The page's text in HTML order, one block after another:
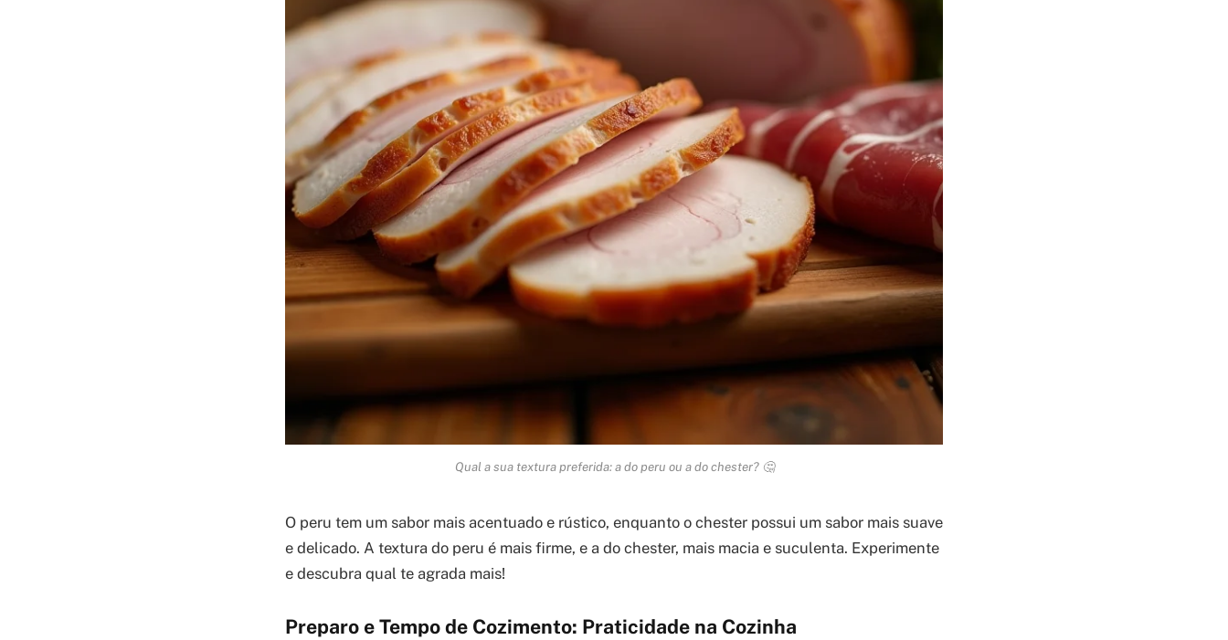
Qual a sua textura preferida: a do peru ou a do chester? 🤔
O peru tem um sabor mais acentuado e rústico, enquanto o chester possui um sabor mais suave
e delicado. A textura do peru é mais firme, e a do chester, mais macia e suculenta. Experimente
e descubra qual te agrada mais!
Preparo e Tempo de Cozimento: Praticidade na Cozinha